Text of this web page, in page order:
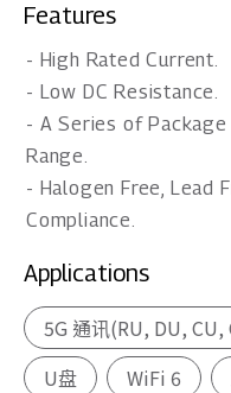
Features
- High Rated Current.
- Low DC Resistance.
- A Series of Package
Range.
- Halogen Free, Lead
Compliance.
Applications
5G 通讯(RU, DU, CU,
U盘
WiFi 6